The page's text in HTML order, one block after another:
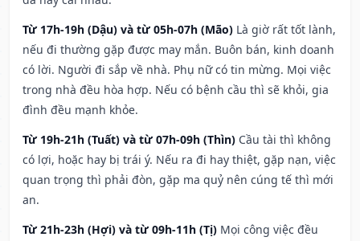
Từ 17h-19h (Dậu) và từ 05h-07h (Mão) Là giờ rất tốt lành,
nếu đi thường gặp được may mắn. Buôn bán, kinh doanh
có lời. Người đi sắp về nhà. Phụ nữ có tin mừng. Mọi việc
trong nhà đều hòa hợp. Nếu có bệnh cầu thì sẽ khỏi, gia
đình đều mạnh khỏe.
Từ 19h-21h (Tuất) và từ 07h-09h (Thìn) Cầu tài thì không
có lợi, hoặc hay bị trái ý. Nếu ra đi hay thiệt, gặp nạn, việc
quan trọng thì phải đòn, gặp ma quỷ nên cúng tế thì mới
an.
Từ 21h-23h (Hợi) và từ 09h-11h (Tị) Mọi công việc đều